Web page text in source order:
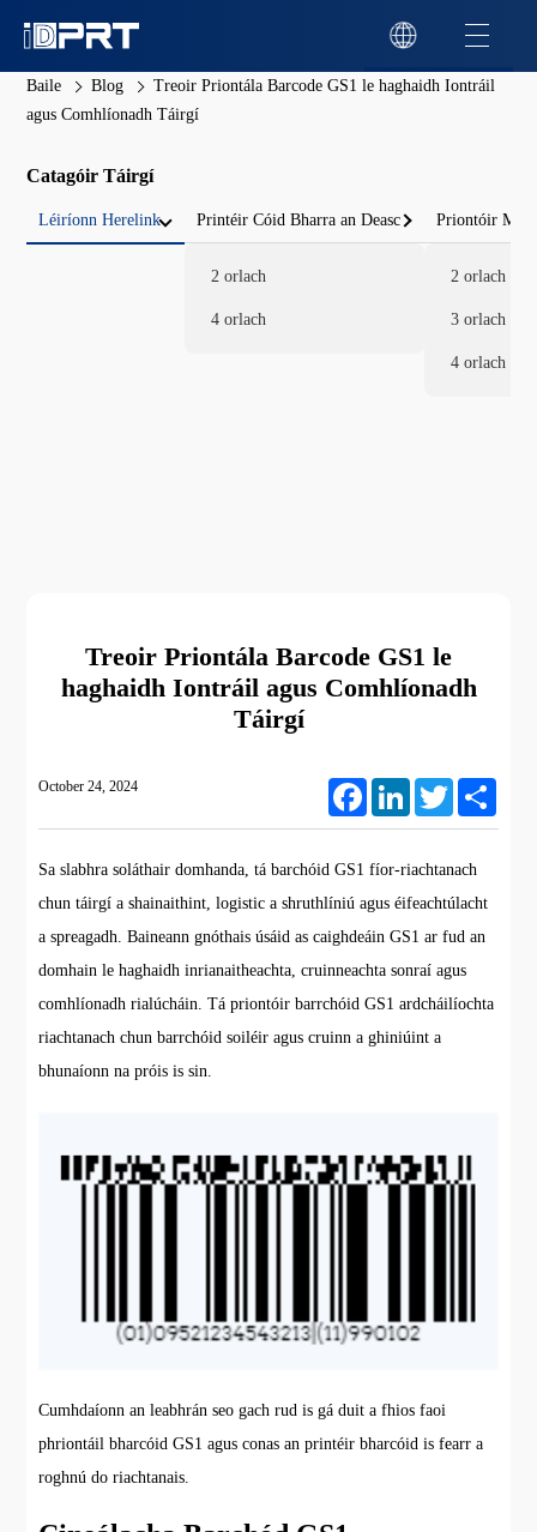
Baile Blog
Treoir Priontála Barcode GS1 le haghaidh Iontráil
agus Comhlíonadh Táirgí
Catagóir Táirgí
Léiríonn Herelink Printéir Cóid Bharra an Deasc
2 orlach
4 orlach
Priontóir
2 orlach
3 orlach
4 orlach
Treoir Priontála Barcode GS1 le
haghaidh Iontráil agus Comhlíonadh
Táirgí
October 24, 2024 FacebookLinkedIn Twitter
Sa slabhra soláthair domhanda, tá barchóid GS1 fíor-riachtanach
chun táirgí a shainaithint, logistic a shruthlíniú agus éifeachtúlacht
a spreagadh. Baineann gnóthais úsáid as caighdeáin GS1 ar fud an
domhain le haghaidh inrianaitheachta, cruinneachta sonraí agus
comhlíonadh rialúcháin. Tá priontóir barrchóid GS1 ardcháilíochta
riachtanach chun barrchóid soiléir agus cruinn a ghiniúint a
bhunaíonn na próis is sin.
Cumhdaíonn an leabhrán seo gach rud is gá duit a fhios faoi
phriontáil bharcóid GS1 agus conas an printéir bharcóid is fearr a
roghnú do riachtanais.